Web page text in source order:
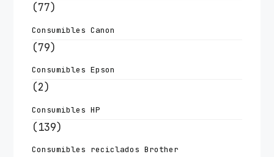
(77)
Consumibles Canon
(79)
Consumibles Epson
(2)
Consumibles HP
(139)
Consumibles reciclados Brother